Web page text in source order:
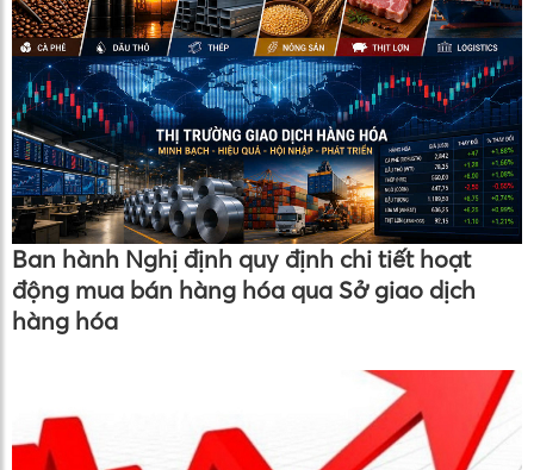
Ban hành Nghị định quy định chi tiết hoạt
động mua bán hàng hóa qua Sở giao dịch
hàng hóa